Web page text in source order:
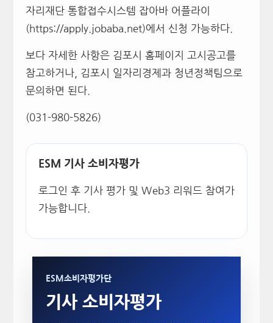
자리재단 통합접수시스템 잡아바 어플라이
(https://apply.jobaba.net)에서 신청 가능하다.
보다 자세한 사항은 김포시 홈페이지 고시공고를
참고하거나, 김포시 일자리경제과 청년정책팀으로
문의하면 된다.
(031-980-5826)
ESM 기사 소비자평가
로그인 후 기사 평가 및 Web3 리워드 참여가
가능합니다.
ESM소비자평가단
기사 소비자평가